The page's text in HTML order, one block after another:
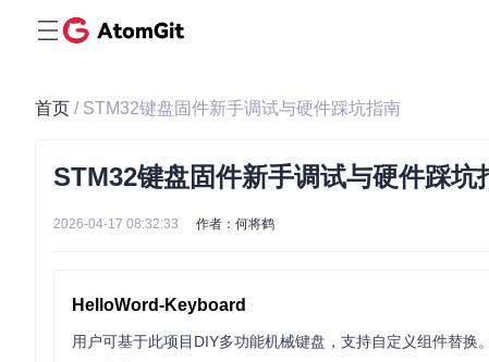
首页 / STM32键盘固件新手调试与硬件踩坑指南
STM32键盘固件新手调试与硬件踩坑
2026-04-17 08:32:33 作者：何将鹤
HelloWord-Keyboard